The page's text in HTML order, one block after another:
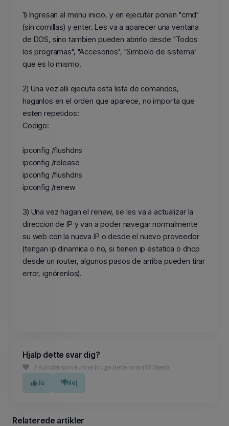
1) Ingresan al menu inicio, y en ejecutar ponen "cmd"
(sin comillas) y enter. Les va a aparecer una ventana
de DOS, sino tambien pueden abrirlo desde "Todos
los programas", "Accesorios", "Simbolo de sistema"
que es lo mismo.
2) Una vez alli ejecuta esta lista de comandos,
haganlos en el orden que aparece, no importa que
esten repetidos:
Codigo:
ipconfig /flushdns
ipconfig /release
ipconfig /flushdns
ipconfig /renew
3) Una vez hagan el renew, se les va a actualizar la
direccion de IP y van a poder navegar normalmente
su web con la nueva IP o desde el nuevo proveedor
(tengan ip dinamica o no, si tienen ip estatica o dhcp
desde un router, algunos pasos de arriba pueden tirar
error, ignórenlos).
Hjalp dette svar dig?
7 Kunder som kunne bruge dette svar (13 Stem)
Ja Nej
Relaterede artikler